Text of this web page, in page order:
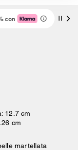
12.7 cm
cm
martellata